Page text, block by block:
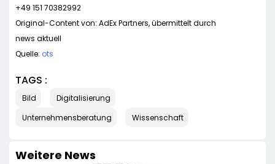
+49 151 70382992
Original-Content von: AdEx Partners, übermittelt durch
news aktuell
Quelle: ots
TAGS :
Bild
Digitalisierung
Unternehmensberatung
Wissenschaft
Weitere News